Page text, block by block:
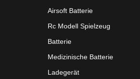
Airsoft Batterie
Rc Modell Spielzeug
Batterie
Medizinische Batterie
Ladegerät